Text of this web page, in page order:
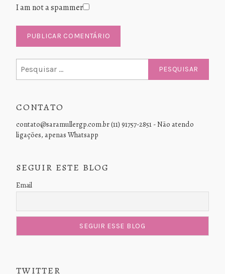
I am not a spammer
por:
CONTATO
contato@saramullergp.com.br (11) 91757-2851 - Não atendo
ligações, apenas Whatsapp
SEGUIR ESTE BLOG
Email
TWITTER